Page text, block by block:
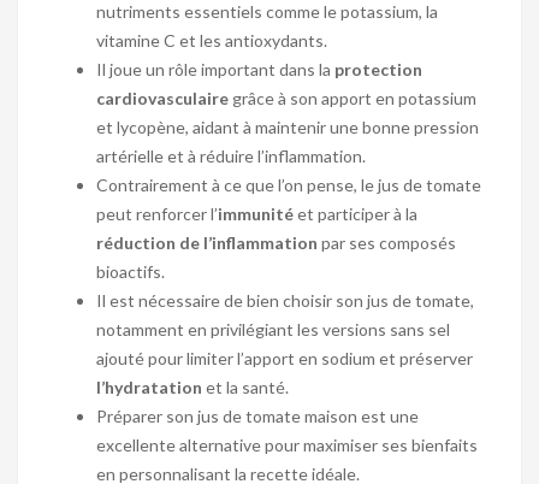
nutriments essentiels comme le potassium, la
vitamine C et les antioxydants.
Il joue un rôle important dans la protection
cardiovasculaire grâce à son apport en potassium
et lycopène, aidant à maintenir une bonne pression
artérielle et à réduire l’inflammation.
Contrairement à ce que l’on pense, le jus de tomate
peut renforcer l’immunitéet participer à la
réduction de l’inflammation par ses composés
bioactifs.
Il est nécessaire de bien choisir son jus de tomate,
notamment en privilégiant les versions sans sel
ajouté pour limiter l’apport en sodium et préserver
l’hydratation et la santé.
Préparer son jus de tomate maison est une
excellente alternative pour maximiser ses bienfaits
en personnalisant la recette idéale.